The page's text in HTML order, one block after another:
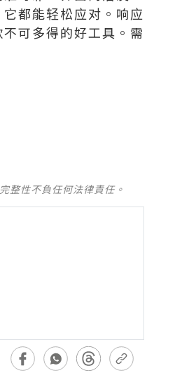
都能轻松应对。响应
可多得的好工具。需
整性不負任何法律責任。